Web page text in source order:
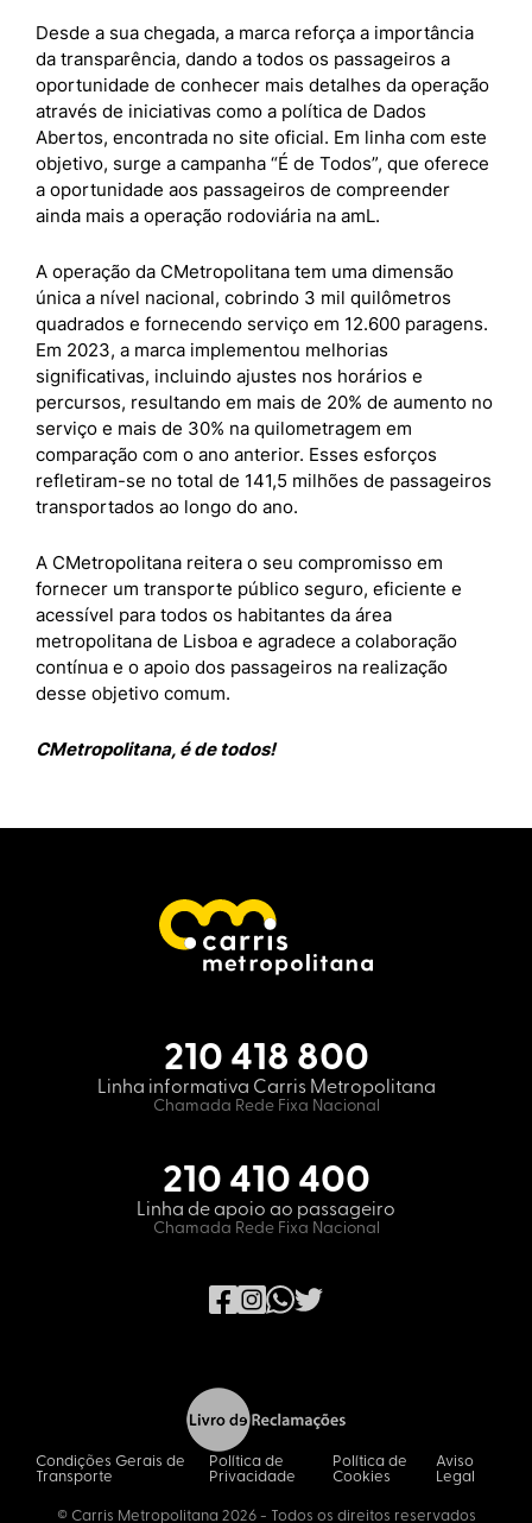
Desde a sua chegada, a marca reforça a importância
da transparência, dando a todos os passageiros a
oportunidade de conhecer mais detalhes da operação
através de iniciativas como a política de Dados
Abertos, encontrada no site oficial. Em linha com este
objetivo, surge a campanha “É de Todos”, que oferece
a oportunidade aos passageiros de compreender
ainda mais a operação rodoviária na amL.
A operação da CMetropolitana tem uma dimensão
única a nível nacional, cobrindo 3 mil quilômetros
quadrados e fornecendo serviço em 12.600 paragens.
Em 2023, a marca implementou melhorias
significativas, incluindo ajustes nos horários e
percursos, resultando em mais de 20% de aumento no
serviço e mais de 30% na quilometragem em
comparação com o ano anterior. Esses esforços
refletiram-se no total de 141,5 milhões de passageiros
transportados ao longo do ano.
A CMetropolitana reitera o seu compromisso em
fornecer um transporte público seguro, eficiente e
acessível para todos os habitantes da área
metropolitana de Lisboa e agradece a colaboração
contínua e o apoio dos passageiros na realização
desse objetivo comum.
CMetropolitana, é de todos!
210 418 800
Linha informativa Carris Metropolitana
Chamada Rede Fixa Nacional
210 410 400
Linha de apoio ao passageiro
Chamada Rede Fixa Nacional
© Carris Metropolitana 2026 - Todos os direitos reservados
Condições Gerais de
Transporte
Política de
Privacidade
Política de
Cookies
Aviso
Legal